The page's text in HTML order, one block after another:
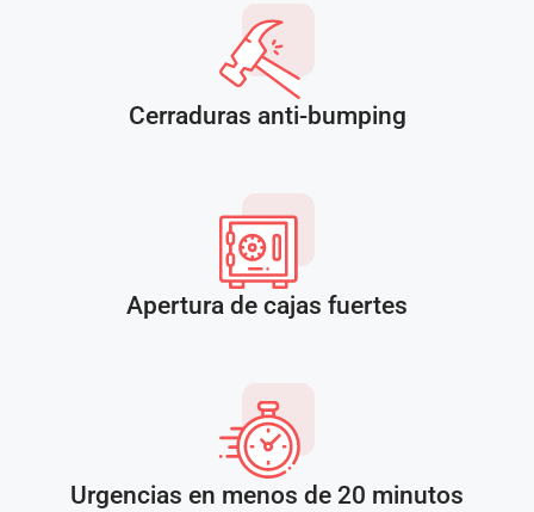
Cerraduras anti-bumping
Apertura de cajas fuertes
Urgencias en menos de 20 minutos